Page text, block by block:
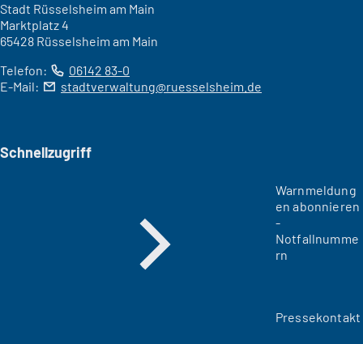
Stadt Rüsselsheim am Main
Marktplatz 4
65428 Rüsselsheim am Main
Telefon:
06142 83-0
E-Mail:
stadtverwaltung ruesselsheim de
Schnellzugriff
Warnmeldung
en abonnieren
-
Notfallnumme
rn
Pressekontakt